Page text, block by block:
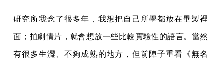
研究所我念了很多年，我想把自己所學都放在畢製裡
面；拍劇情片，就會想放一些比較實驗性的語言。當然
有很多生澀、不夠成熟的地方，但前陣子重看《無名